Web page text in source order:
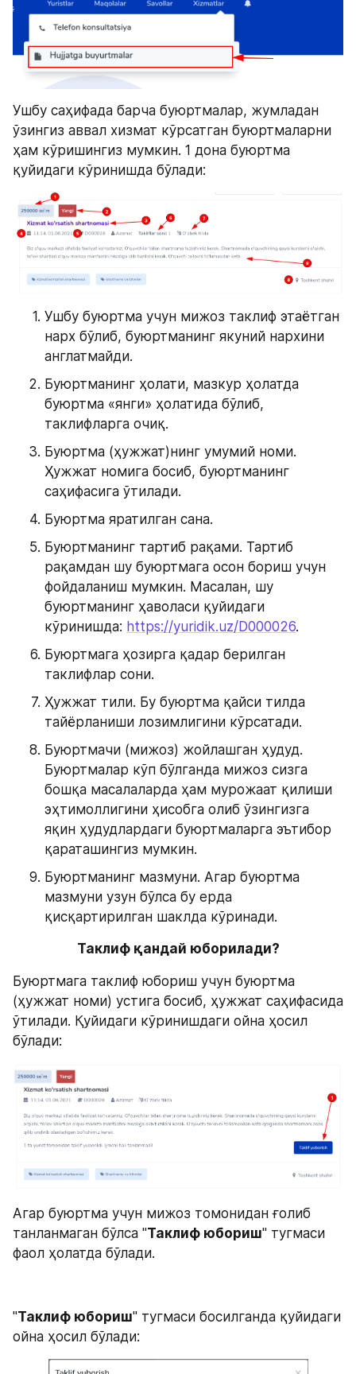
Ушбу саҳифада барча буюртмалар, жумладан
ўзингиз аввал хизмат кўрсатган буюртмаларни
ҳам кўришингиз мумкин. 1 дона буюртма
қуйидаги кўринишда бўлади:
Ушбу буюртма учун мижоз таклиф этаётган
нарх бўлиб, буюртманинг якуний нархини
англатмайди.
Буюртманинг ҳолати, мазкур ҳолатда
буюртма «янги» ҳолатида бўлиб,
таклифларга очиқ.
Буюртма (ҳужжат)нинг умумий номи.
Ҳужжат номига босиб, буюртманинг
саҳифасига ўтилади.
Буюртма яратилган сана.
Буюртманинг тартиб рақами. Тартиб
рақамдан шу буюртмага осон бориш учун
фойдаланиш мумкин. Масалан, шу
буюртманинг ҳаволаси қуйидаги
кўринишда: https://yuridik.uz/D000026.
Буюртмага ҳозирга қадар берилган
таклифлар сони.
Ҳужжат тили. Бу буюртма қайси тилда
тайёрланиши лозимлигини кўрсатади.
Буюртмачи (мижоз) жойлашган ҳудуд.
Буюртмалар кўп бўлганда мижоз сизга
бошқа масалаларда ҳам мурожаат қилиши
эҳтимоллигини ҳисобга олиб ўзингизга
яқин ҳудудлардаги буюртмаларга эътибор
қараташингиз мумкин.
Буюртманинг мазмуни. Агар буюртма
мазмуни узун бўлса бу ерда
қисқартирилган шаклда кўринади.
Таклиф қандай юборилади?
Буюртмага таклиф юбориш учун буюртма
(ҳужжат номи) устига босиб, ҳужжат саҳифасида
ўтилади. Қуйидаги кўринишдаги ойна ҳосил
бўлади:
Агар буюртма учун мижоз томонидан ғолиб
танланмаган бўлса "Таклиф юбориш" тугмаси
фаол ҳолатда бўлади.
"Таклиф юбориш" тугмаси босилганда қуйидаги
ойна ҳосил бўлади: